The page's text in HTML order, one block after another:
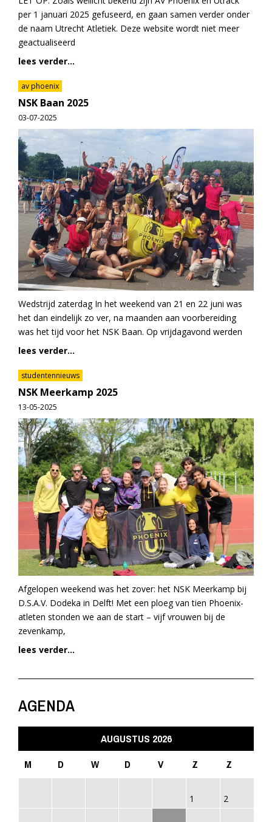
per 1 januari 2025 gefuseerd, en gaan samen verder onder
de naam Utrecht Atletiek. Deze website wordt niet meer
geactualiseerd
lees verder...
av phoenix
NSK Baan 2025
03-07-2025
Wedstrijd zaterdag In het weekend van 21 en 22 juni was
het dan eindelijk zo ver, na maanden aan voorbereiding
was het tijd voor het NSK Baan. Op vrijdagavond werden
lees verder...
studentennieuws
NSK Meerkamp 2025
13-05-2025
Afgelopen weekend was het zover: het NSK Meerkamp bij
D.S.A.V. Dodeka in Delft! Met een ploeg van tien Phoenix-
atleten stonden we aan de start – vijf vrouwen bij de
zevenkamp,
lees verder...
AGENDA
AUGUSTUS 2026
M
D W D V Z Z
1 2